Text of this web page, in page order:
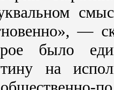
—
было
на